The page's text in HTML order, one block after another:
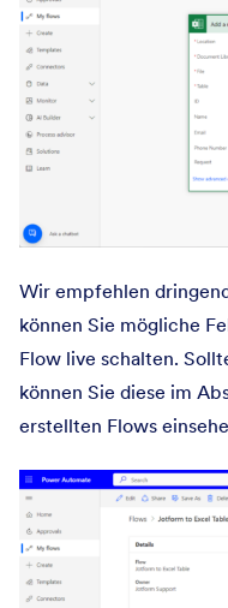
Wir empfehlen
können Sie mögliche
Flow live schalten.
können Sie diese im
erstellten Flows